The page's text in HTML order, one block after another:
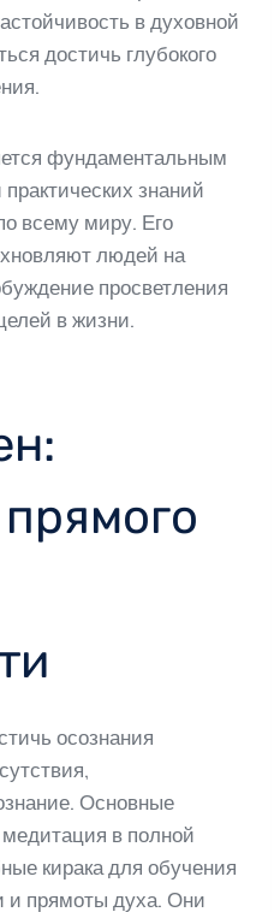
в духовной
достичь глубокого
фундаментальным
знаний
всему миру. Его
людей на
просветления
в жизни.
осознания
Основные
в полной
кирака для обучения
и прямоты духа. Они